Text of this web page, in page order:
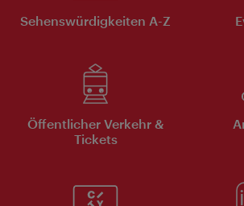
Sehenswürdigkeiten A-Z
Öffentlicher Verkehr &
Tickets